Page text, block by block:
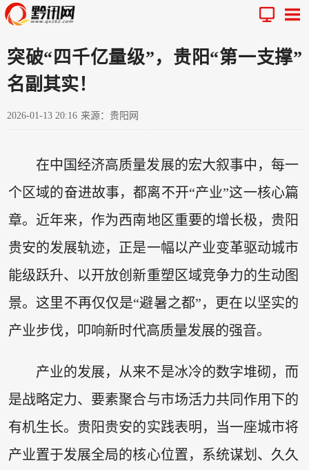
突破“四千亿量级”，贵阳“第一支撑”
名副其实！
2026-01-13 20:16 来源：贵阳网
在中国经济高质量发展的宏大叙事中，每一
个区域的奋进故事，都离不开“产业”这一核心篇
章。近年来，作为西南地区重要的增长极，贵阳
贵安的发展轨迹，正是一幅以产业变革驱动城市
能级跃升、以开放创新重塑区域竞争力的生动图
景。这里不再仅仅是“避暑之都”，更在以坚实的
产业步伐，叩响新时代高质量发展的强音。
产业的发展，从来不是冰冷的数字堆砌，而
是战略定力、要素聚合与市场活力共同作用下的
有机生长。贵阳贵安的实践表明，当一座城市将
产业置于发展全局的核心位置，系统谋划、久久